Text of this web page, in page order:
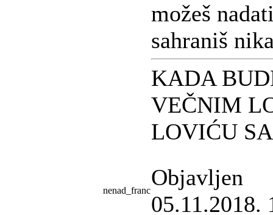
možeš
sahraniš
KADA
VEČNIM
LOVIĆU
nenad_franc
Objavljen
05.11.2018.